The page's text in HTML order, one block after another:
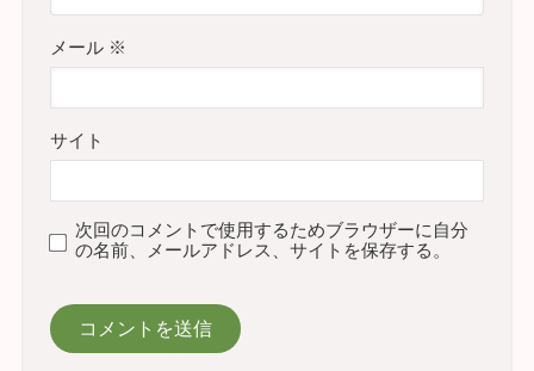
メール ※
サイト
次回のコメントで使用するためブラウザーに自分
の名前、メールアドレス、サイトを保存する。